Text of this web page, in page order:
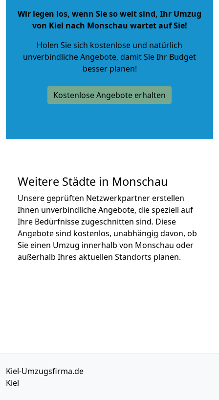
Wir legen los, wenn Sie so weit sind, Ihr Umzug
von Kiel nach Monschau wartet auf Sie!
Holen Sie sich kostenlose und natürlich
unverbindliche Angebote, damit Sie Ihr Budget
besser planen!
Kostenlose Angebote erhalten
Weitere Städte in Monschau
Unsere geprüften Netzwerkpartner erstellen
Ihnen unverbindliche Angebote, die speziell auf
Ihre Bedürfnisse zugeschnitten sind. Diese
Angebote sind kostenlos, unabhängig davon, ob
Sie einen Umzug innerhalb von Monschau oder
außerhalb Ihres aktuellen Standorts planen.
Kiel-Umzugsfirma.de
Kiel